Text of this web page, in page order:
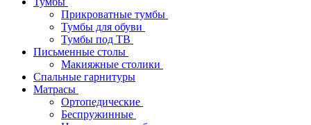
Прикроватные тумбы
Тумбы для обуви
Тумбы под ТВ
Письменные столы
Макияжные столики
Спальные гарнитуры
Матрасы
Ортопедические
Беспружинные